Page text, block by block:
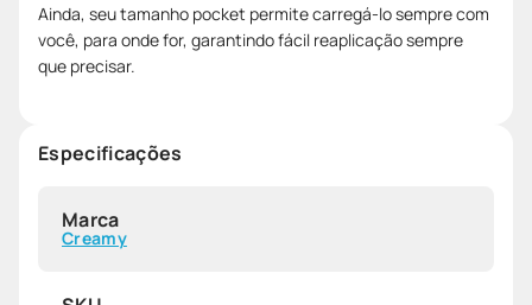
Ainda, seu tamanho pocket permite carregá-lo sempre com
você, para onde for, garantindo fácil reaplicação sempre
que precisar.
Especificações
Marca
Creamy